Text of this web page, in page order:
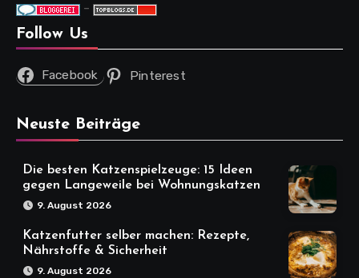
-
Follow Us
Facebook Pinterest
Neuste Beiträge
Die besten Katzenspielzeuge: 15 Ideen
gegen Langeweile bei Wohnungskatzen
9. August 2026
Katzenfutter selber machen: Rezepte,
Nährstoffe & Sicherheit
9. August 2026